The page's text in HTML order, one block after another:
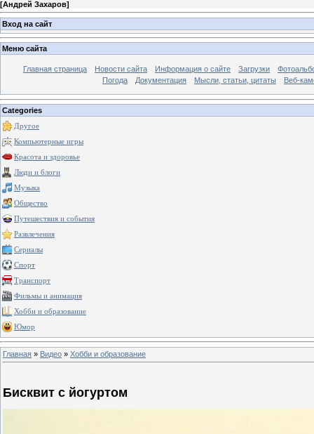
[Андрей Захаров]
Вход на сайт
Меню сайта
Главная страница Новости сайта Информация о сайте Загрузки
Погода
Документация Мысли, статьи, цитаты Веб-
Categories
Другое
Компьютерные игры
Красота и здоровье
Люди и блоги
Музыка
Общество
Путешествия и события
Развлечения
Сериалы
Спорт
Транспорт
Фильмы и анимация
Хобби и образование
Юмор
Главная » Видео » Хобби и образование
Бисквит с йогуртом